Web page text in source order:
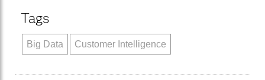
Tags
Big Data Customer Intelligence